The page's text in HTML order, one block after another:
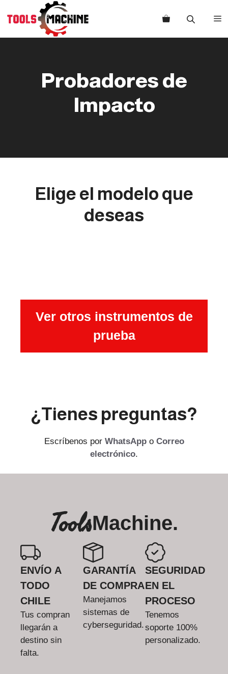
Probadores de
Impacto
Elige el modelo que
deseas
Ver otros instrumentos de
prueba
¿Tienes preguntas?
Escríbenos por WhatsAppo Correo
electrónico.
ToolsMachine.
ENVÍO A
TODO
CHILE
Tus compran
llegarán a
destino sin
falta.
GARANTÍA
DE COMPRA
Manejamos
sistemas de
cyberseguridad.
SEGURIDAD
EN EL
PROCESO
Tenemos
soporte 100%
personalizado.